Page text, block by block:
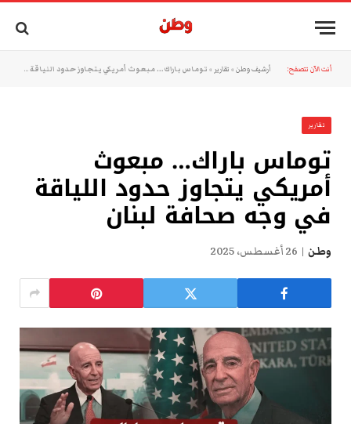
أنت الآن تتصفح: أرشيف وطن » تقارير » توماس باراك… مبعوث أمريكي يتجاوز حدود اللياقة في وجه صحافة لبنان
تقارير
توماس باراك… مبعوث
أمريكي يتجاوز حدود اللياقة
في وجه صحافة لبنان
وطن 26 أغسطس، 2025